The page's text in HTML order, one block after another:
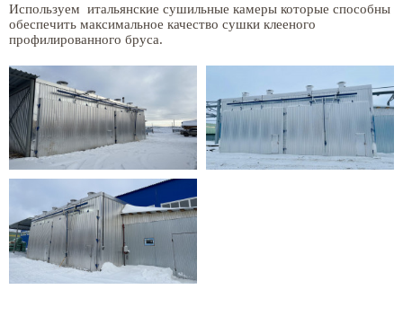
Используем итальянские сушильные камеры которые способны
обеспечить максимальное качество сушки клееного
профилированного бруса.